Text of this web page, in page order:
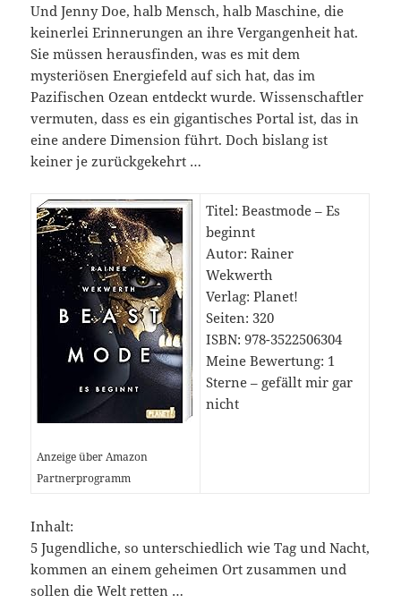
Und Jenny Doe, halb Mensch, halb Maschine, die
keinerlei Erinnerungen an ihre Vergangenheit hat.
Sie müssen herausfinden, was es mit dem
mysteriösen Energiefeld auf sich hat, das im
Pazifischen Ozean entdeckt wurde. Wissenschaftler
vermuten, dass es ein gigantisches Portal ist, das in
eine andere Dimension führt. Doch bislang ist
keiner je zurückgekehrt …
Anzeige über Amazon
Partnerprogramm
Titel: Beastmode – Es
beginnt
Autor: Rainer
Wekwerth
Verlag: Planet!
Seiten: 320
ISBN: 978-3522506304
Meine Bewertung: 1
Sterne – gefällt mir gar
nicht
Inhalt:
5 Jugendliche, so unterschiedlich wie Tag und Nacht,
kommen an einem geheimen Ort zusammen und
sollen die Welt retten …